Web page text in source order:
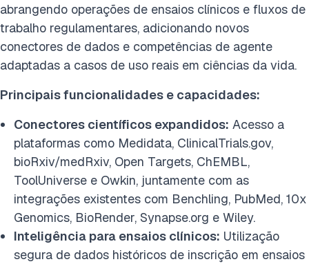
abrangendo operações de ensaios clínicos e fluxos de
trabalho regulamentares, adicionando novos
conectores de dados e competências de agente
adaptadas a casos de uso reais em ciências da vida.
Principais funcionalidades e capacidades:
Conectores científicos expandidos: Acesso a
plataformas como Medidata, ClinicalTrials.gov,
bioRxiv/medRxiv, Open Targets, ChEMBL,
ToolUniverse e Owkin, juntamente com as
integrações existentes com Benchling, PubMed, 10x
Genomics, BioRender, Synapse.org e Wiley.
Inteligência para ensaios clínicos: Utilização
segura de dados históricos de inscrição em ensaios